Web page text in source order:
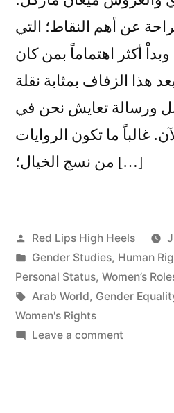
عن أهم النقاط؛ التي
أكثر اهتماماً بمن كان
هذا الزفاف بمثابة نقلة
ورسالة تعايش نحن في
غالباً ما تكون الروايات
من نسج الخيال؛ […]
Posted
by
Red Lips High Heels
Posted
in
Gender Studies, Human
Personal Status, Women’s
Tags:
Arab World, Gender
Women's Rights
Leave a commenton